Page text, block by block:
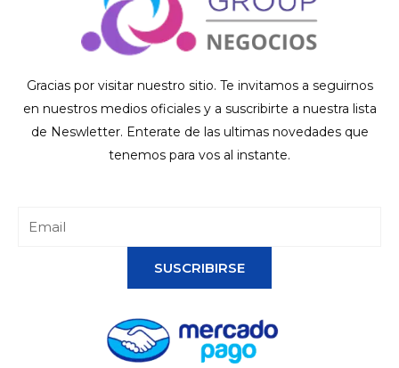
Gracias por visitar nuestro sitio. Te invitamos a seguirnos
en nuestros medios oficiales y a suscribirte a nuestra lista
de Neswletter. Enterate de las ultimas novedades que
tenemos para vos al instante.
SUSCRIBIRSE